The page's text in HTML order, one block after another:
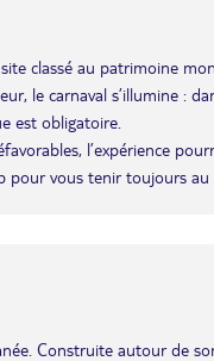
classé au patrimoine
le carnaval s’illumine :
est obligatoire.
l’expérience
pour vous tenir toujours au
Construite autour de